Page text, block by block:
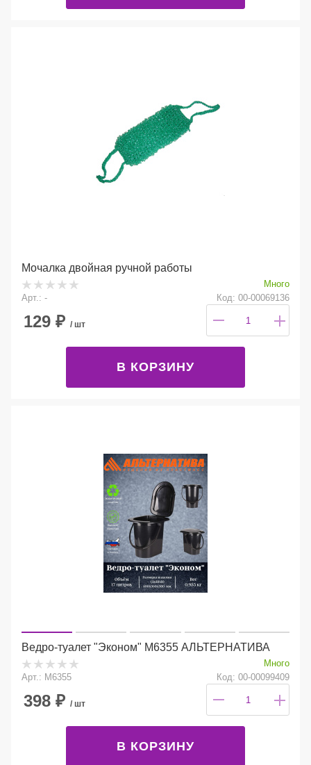
Мочалка двойная ручной работы
Много
Арт.: -
Код: 00-00069136
129 ₽ / шт
В КОРЗИНУ
Ведро-туалет "Эконом" М6355 АЛЬТЕРНАТИВА
Много
Арт.: М6355
Код: 00-00099409
398 ₽ / шт
В КОРЗИНУ